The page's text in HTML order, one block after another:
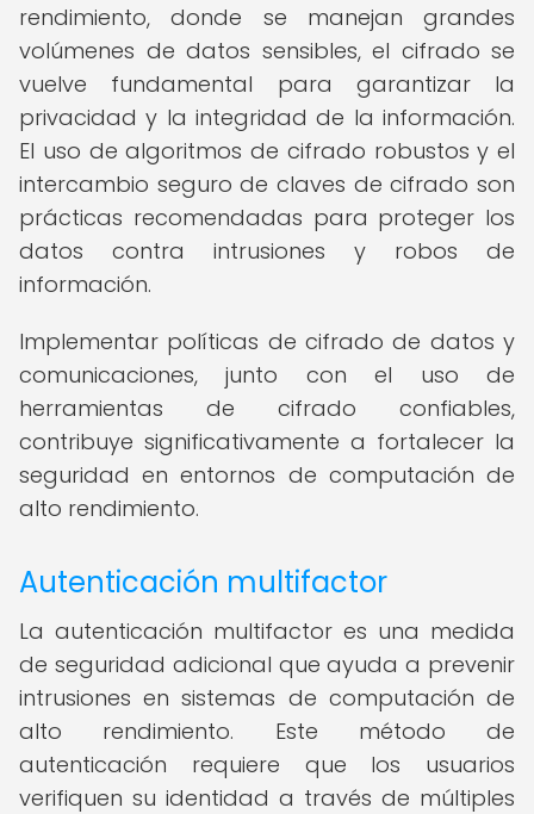
rendimiento, donde se manejan grandes
volúmenes de datos sensibles, el cifrado se
vuelve fundamental para garantizar la
privacidad y la integridad de la información.
El uso de algoritmos de cifrado robustos y el
intercambio seguro de claves de cifrado son
prácticas recomendadas para proteger los
datos contra intrusiones y robos de
información.
Implementar políticas de cifrado de datos y
comunicaciones, junto con el uso de
herramientas de cifrado confiables,
contribuye significativamente a fortalecer la
seguridad en entornos de computación de
alto rendimiento.
Autenticación multifactor
La autenticación multifactor es una medida
de seguridad adicional que ayuda a prevenir
intrusiones en sistemas de computación de
alto rendimiento. Este método de
autenticación requiere que los usuarios
verifiquen su identidad a través de múltiples